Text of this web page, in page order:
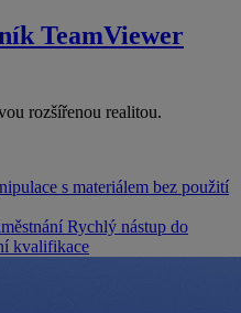
TeamViewer
rozšířenou realitou.
s materiálem bez použití
Rychlý nástup do
kvalifikace